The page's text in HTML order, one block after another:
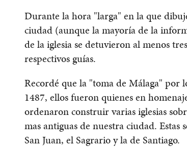
Durante la hora "larga" en la que
ciudad (aunque la mayoría de la
de la iglesia se detuvieron al menos
respectivos guías.
Recordé que la "toma de Málaga" por
1487, ellos fueron quienes en
ordenaron construir varias iglesias
mas antiguas de nuestra ciudad. Estas
San Juan, el Sagrario y la de Santiago.